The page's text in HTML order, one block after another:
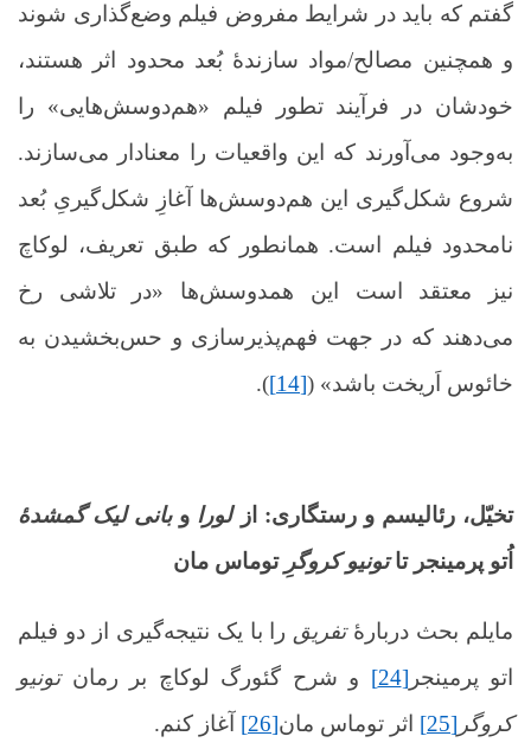
گفتم که باید در شرایط مفروض فیلم وضع‌گذاری شوند
و همچنین مصالح/مواد سازندۀ بُعد محدود اثر هستند،
خودشان در فرآیند تطور فیلم «هم‌دوسش‌هایی» را
به‌وجود می‌آورند که این واقعیات را معنادار می‌سازند.
شروع شکل‌گیری این هم‌دوسش‌ها آغازِ شکل‌گیریِ بُعد
نامحدود فیلم است. همانطور که طبق تعریف، لوکاچ
نیز معتقد است این همدوسش‌ها «در تلاشی رخ
می‌دهند که در جهت فهم‌پذیرسازی و حس‌بخشیدن به
خائوس اَریخت باشد» ([14]
).
تخیّل، رئالیسم و رستگاری: ازلورا وبانی لیک گمشدۀ
اُتو پرمینجر تاتونیو کروگرِ توماس مان
مایلم بحث دربارۀتفریق را با یک نتیجه‌گیری از دو فیلم
اتو پرمینجر [24] و شرح گئورگ لوکاچ بر رمانتونیو
کروگر [25] اثر توماس مان[26] آغاز کنم.